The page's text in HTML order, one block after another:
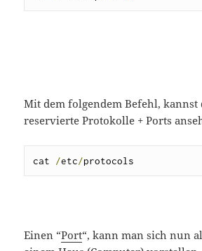
Mit dem folgendem Befehl,
reservierte Protokolle + Ports
cat /etc/protocols
Einen “Port“, kann man sich nun